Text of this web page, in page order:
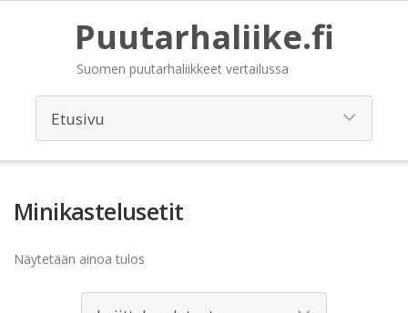
Puutarhaliike.fi
Suomen puutarhaliikkeet vertailussa
Minikastelusetit
Näytetään ainoa tulos